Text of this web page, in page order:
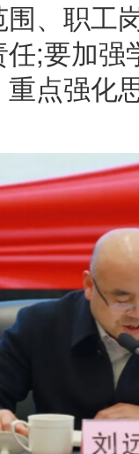
、职工
;要加
点强化